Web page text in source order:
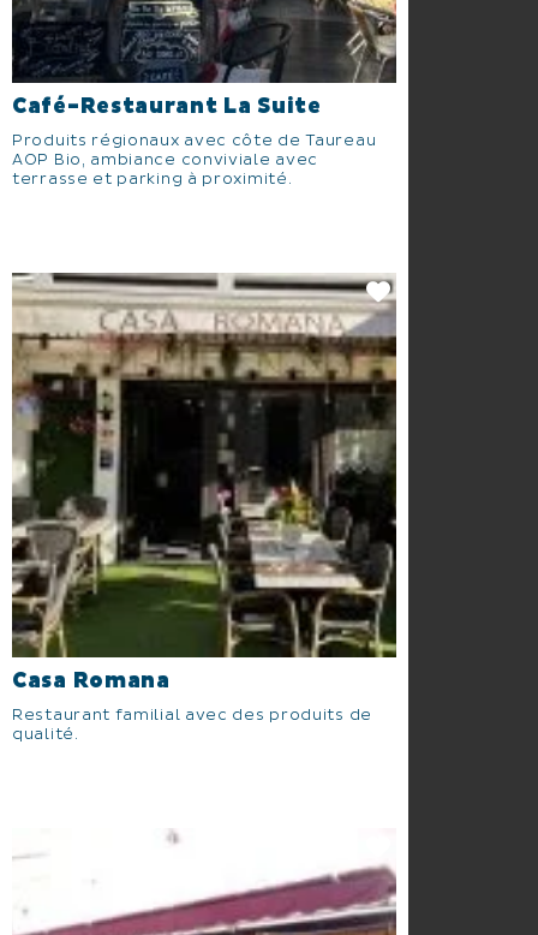
Café-Restaurant La Suite
Produits régionaux avec côte de Taureau
AOP Bio, ambiance conviviale avec
terrasse et parking à proximité.
Casa Romana
Restaurant familial avec des produits de
qualité.